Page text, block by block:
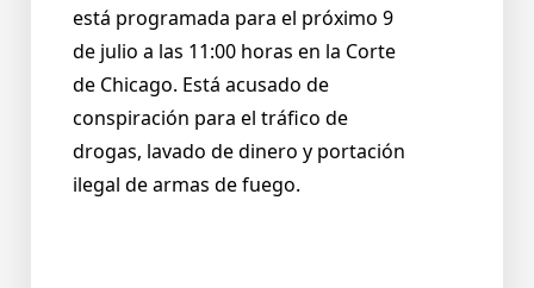
está programada para el próximo 9
de julio a las 11:00 horas en la Corte
de Chicago. Está acusado de
conspiración para el tráfico de
drogas, lavado de dinero y portación
ilegal de armas de fuego.